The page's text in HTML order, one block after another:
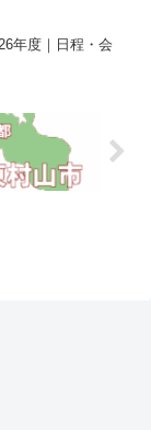
年度｜日程・会